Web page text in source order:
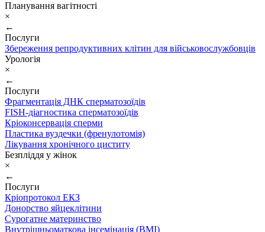
Планування вагітності
×
←
Послуги
Збереження репродуктивних клітин для військовослужбовців
Урологія
×
←
Послуги
Фрагментація ДНК сперматозоїдів
FISH-діагностика сперматозоїдів
Кріоконсервація сперми
Пластика вуздечки (френулотомія)
Лікування хронічного циститу
Безпліддя у жінок
×
←
Послуги
Кріопротокол ЕКЗ
Донорство яйцеклітини
Сурогатне материнство
Внутрішньоматкова інсемінація (ВМІ)